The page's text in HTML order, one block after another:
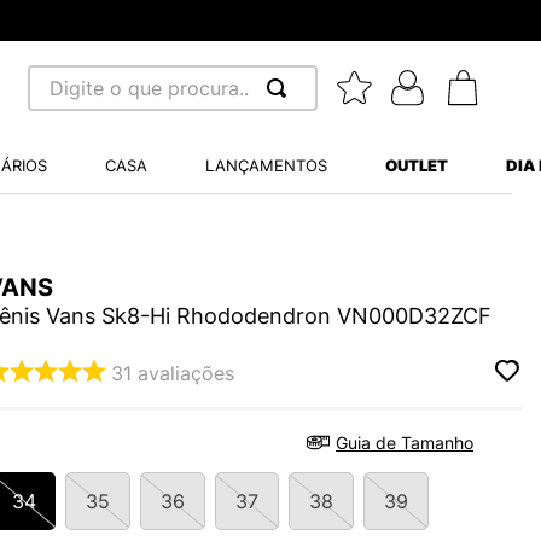
Digite o que procura...
CASA LANÇAMENTOS OUTLET DIA
Vans Sk8-Hi Rhododendron VN000D32ZCF
31 avaliações
Guia de Tamanho
34 35 36 37 38 39
BALANCE 530
WHITE
VANS ULTRARANGE